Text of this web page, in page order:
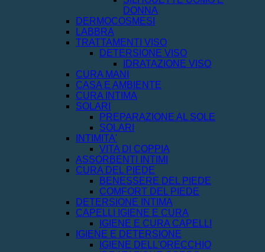
DONNA
DERMOCOSMESI
LABBRA
TRATTAMENTI VISO
DETERSIONE VISO
IDRATAZIONE VISO
CURA MANI
CASA E AMBIENTE
CURA INTIMA
SOLARI
PREPARAZIONE AL SOLE
SOLARI
INTIMITA'
VITA DI COPPIA
ASSORBENTI INTIMI
CURA DEL PIEDE
BENESSERE DEL PIEDE
COMFORT DEL PIEDE
DETERSIONE INTIMA
CAPELLI IGIENE E CURA
IGIENE E CURA CAPELLI
IGIENE E DETERSIONE
IGIENE DELL'ORECCHIO